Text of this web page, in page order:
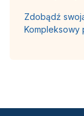
Zdobądź
Kompleksowy